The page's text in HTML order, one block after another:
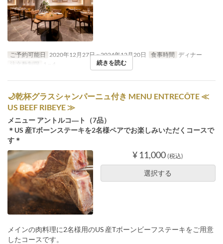
ご予約可能日 2020年12月27日 ~ 2024年12月20日 食事時間 ディナー
注文数制限
1 ~ 4 続きを読む
🌙乾杯グラスシャンパーニュ付き MENU ENTRECÔTE ≪
US BEEF RIBEYE ≫
メニュー アントルコ―ト（7品）
＊US 産Tボーンステーキを2名様ペアでお楽しみいただくコースで
す＊
¥ 11,000 (税込)
選択する
メインの肉料理に2名様用のUS 産Tボーンビーフステーキをご用意
したコースです。